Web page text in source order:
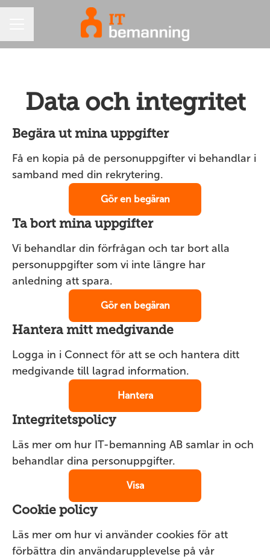
Data och integritet
Begära ut mina uppgifter
Få en kopia på de personuppgifter vi behandlar i
samband med din rekrytering.
Gör en begäran
Ta bort mina uppgifter
Vi behandlar din förfrågan och tar bort alla
personuppgifter som vi inte längre har
anledning att spara.
Gör en begäran
Hantera mitt medgivande
Logga in i Connect för att se och hantera ditt
medgivande till lagrad information.
Hantera
Integritetspolicy
Läs mer om hur IT-bemanning AB samlar in och
behandlar dina personuppgifter.
Visa
Cookie policy
Läs mer om hur vi använder cookies för att
förbättra din användarupplevelse på vår